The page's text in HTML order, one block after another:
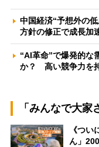
中国経済“予想外の
方針の修正で成長加
“AI革命”で爆発的な
か？ 高い競争力を
「みんなで大
《つ
ん」